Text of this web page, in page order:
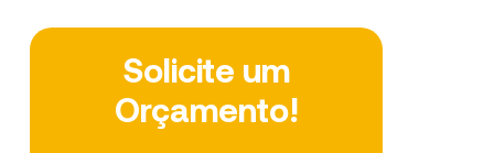
Solicite um
Orçamento!